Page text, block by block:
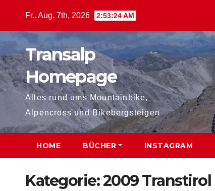
Fr.. Aug. 7th, 2026 2:53:25 AM
Transalp
Homepage
Alles rund ums Mountainbike,
Alpencross und Bikebergsteigen
HOME BÜCHER INSTAGRAM
Kategorie:2009 Transtirol